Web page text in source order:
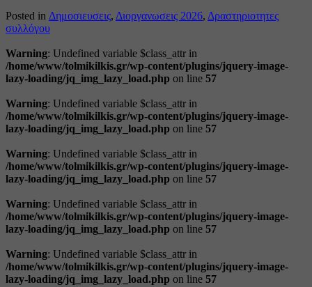
Posted in Δημοσιευσεις, Διοργανωσεις 2026, Δραστηριοτητες
συλλόγου
Warning: Undefined variable $class_attr in
/home/www/tolmikilkis.gr/wp-content/plugins/jquery-image-
lazy-loading/jq_img_lazy_load.php on line 57
Warning: Undefined variable $class_attr in
/home/www/tolmikilkis.gr/wp-content/plugins/jquery-image-
lazy-loading/jq_img_lazy_load.php on line 57
Warning: Undefined variable $class_attr in
/home/www/tolmikilkis.gr/wp-content/plugins/jquery-image-
lazy-loading/jq_img_lazy_load.php on line 57
Warning: Undefined variable $class_attr in
/home/www/tolmikilkis.gr/wp-content/plugins/jquery-image-
lazy-loading/jq_img_lazy_load.php on line 57
Warning: Undefined variable $class_attr in
/home/www/tolmikilkis.gr/wp-content/plugins/jquery-image-
lazy-loading/jq_img_lazy_load.php on line 57